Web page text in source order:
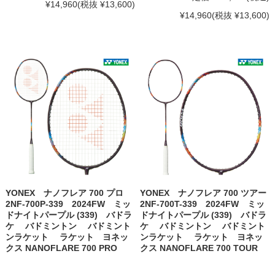
¥14,960(税抜 ¥13,600)
¥14,960(税抜 ¥13,600)
YONEX ナノフレア 700 プロ
2NF-700P-339 2024FW ミッ
ドナイトパープル (339) バドラ
ケ バドミントン バドミント
ンラケット ラケット ヨネッ
クス NANOFLARE 700 PRO
YONEX ナノフレア 700 ツアー
2NF-700T-339 2024FW ミッ
ドナイトパープル (339) バドラ
ケ バドミントン バドミント
ンラケット ラケット ヨネッ
クス NANOFLARE 700 TOUR